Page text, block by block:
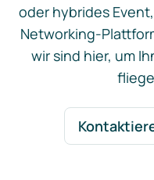
oder hybrides
Networking-
wir sind hier, um